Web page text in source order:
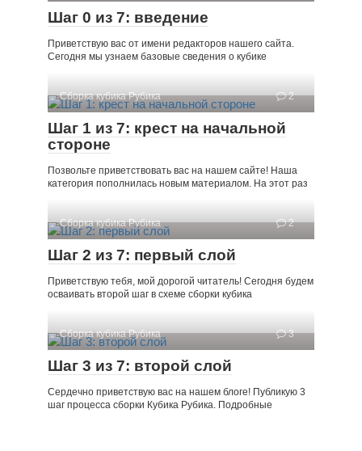
Шаг 0 из 7: введение
Приветствую вас от имени редакторов нашего сайта.
Сегодня мы узнаем базовые сведения о кубике
Сборка кубика Рубика 2
Шаг 1 из 7: крест на начальной
стороне
Позвольте приветствовать вас на нашем сайте! Наша
категория пополнилась новым материалом. На этот раз
Сборка кубика Рубика 2
Шаг 2 из 7: первый слой
Приветствую тебя, мой дорогой читатель! Сегодня будем
осваивать второй шаг в схеме сборки кубика
Сборка кубика Рубика 3
Шаг 3 из 7: второй слой
Сердечно приветствую вас на нашем блоге! Публикую 3
шаг процесса сборки Кубика Рубика. Подробные